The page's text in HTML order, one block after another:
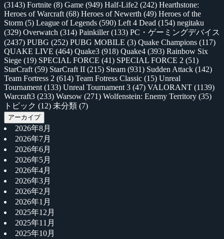
(3143) Fortnite (8) Game (949) Half-Life2 (242) Hearthstone:
Heroes of Warcraft (68) Heroes of Newerth (49) Heroes of the
Storm (5) League of Legends (590) Left 4 Dead (154) negitaku
(329) Overwatch (314) Painkiller(133) PC・ゲーミングデバイス
(2437) PUBG (252) PUBG MOBILE (3) Quake Champions (117)
QUAKE LIVE (464) Quake3 (918) Quake4 (393) Rainbow Six
Siege (19) SPECIAL FORCE (41) SPECIAL FORCE 2 (51)
StarCraft (59) StarCraft II (215) Steam (931) Sudden Attack (142)
Team Fortress 2 (614) Team Fotress Classic (15) Unreal
Tournament (133) Unreal Tournament 3 (47) VALORANT (1139)
Warcraft3 (233) Warsow (271) Wolfenstein: Enemy Territory (35)
トピック (12) 未分類 (7)
アーカイブ
2026年8月
2026年7月
2026年6月
2026年5月
2026年4月
2026年3月
2026年2月
2026年1月
2025年12月
2025年11月
2025年10月